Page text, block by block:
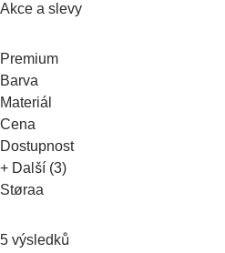
Akce a slevy
Premium
Barva
Materiál
Cena
Dostupnost
+ Další (3)
Støraa
5 výsledků